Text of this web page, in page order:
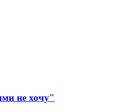
не хочу"